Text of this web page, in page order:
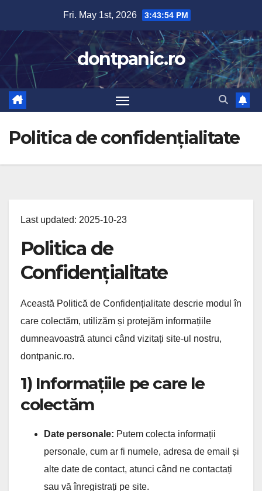
content
Fri. May 1st, 2026 3:43:54 PM
dontpanic.ro
Politica de confidențialitate
Last updated: 2025-10-23
Politica de
Confidențialitate
Această Politică de Confidențialitate descrie modul în
care colectăm, utilizăm și protejăm informațiile
dumneavoastră atunci când vizitați site-ul nostru,
dontpanic.ro.
1) Informațiile pe care le
colectăm
Date personale: Putem colecta informații
personale, cum ar fi numele, adresa de email și
alte date de contact, atunci când ne contactați
sau vă înregistrați pe site.